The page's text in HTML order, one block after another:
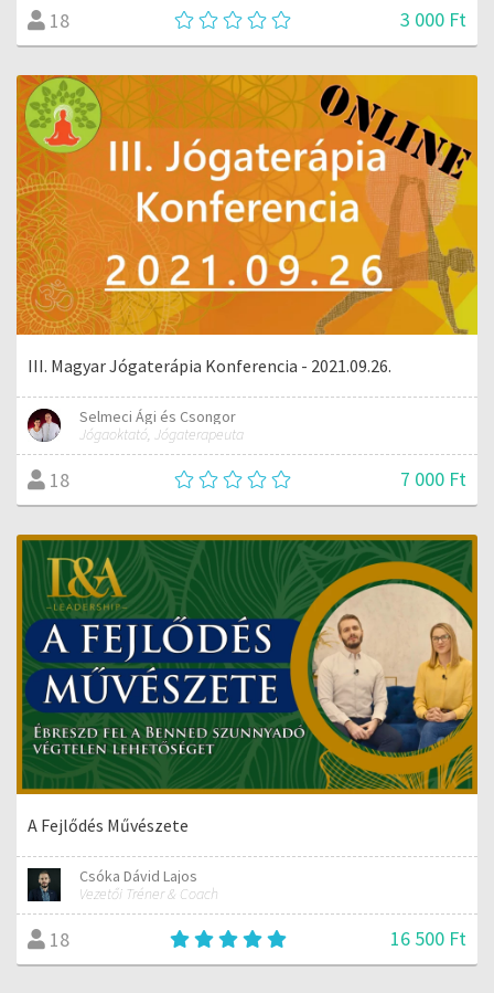
18 3 000 Ft
III. Magyar Jógaterápia Konferencia - 2021.09.26.
Selmeci Ági és Csongor
Jógaoktató, Jógaterapeuta
18 7 000 Ft
A Fejlődés Művészete
Csóka Dávid Lajos
Vezetői Tréner & Coach
18 16 500 Ft